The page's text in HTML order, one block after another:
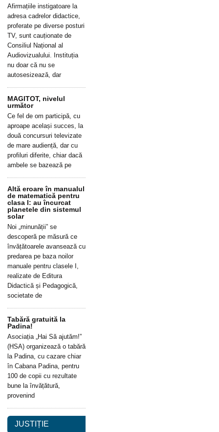
Afirmațiile instigatoare la
adresa cadrelor didactice,
proferate pe diverse posturi
TV, sunt cauționate de
Consiliul Național al
Audiovizualului. Instituția
nu doar că nu se
autosesizează, dar
MAGITOT, nivelul
următor
Ce fel de om participă, cu
aproape același succes, la
două concursuri televizate
de mare audiență, dar cu
profiluri diferite, chiar dacă
ambele se bazează pe
Altă eroare în manualul
de matematică pentru
clasa I: au încurcat
planetele din sistemul
solar
Noi „minunății” se
descoperă pe măsură ce
învățătoarele avansează cu
predarea pe baza noilor
manuale pentru clasele I,
realizate de Editura
Didactică și Pedagogică,
societate de
Tabără gratuită la
Padina!
Asociația „Hai Să ajutăm!”
(HSA) organizează o tabără
la Padina, cu cazare chiar
în Cabana Padina, pentru
100 de copii cu rezultate
bune la învățătură,
provenind
JUSTIȚIE